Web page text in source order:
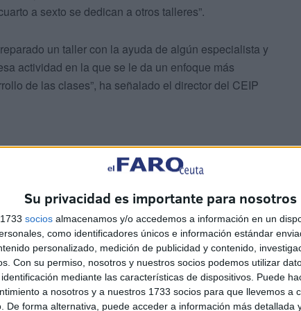
Su privacidad es importante para nosotros
socios almacenamos y/o accedemos a información en un
como identificadores únicos e información estándar
personalizado, medición de publicidad y contenido,
Con su permiso, nosotros y nuestros socios podemos utilizar
mediante las características de dispositivos. Puede
a nosotros y a nuestros 1733 socios para que llevemos a
De forma alternativa, puede acceder a información más detallada
a sexto se dedican a otros talleres”.
un taller con la ayuda de algún especialista y
actividad en la que se le da un enfoque más
de las clases”, ha señalado el director del CEIP
encontraba en el pabellón, imaginando que era un
de diferentes autores con los materiales que les
se estaban desarrollando otros talleres. En el caso
especie de gymkana con la que tenían que pasar por
de mosaicos, de cuadros vivientes, de